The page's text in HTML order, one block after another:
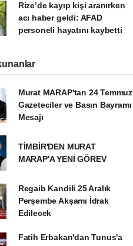
Rize’de kayıp kişi aranırken
acı haber geldi: AFAD
personeli hayatını kaybetti
Murat MARAP'tan 24 Temmuz
Gazeteciler ve Basın Bayramı
Mesajı
TİMBİR'DEN MURAT
MARAP'A YENİ GÖREV
Regaib Kandili 25 Aralık
Perşembe Akşamı İdrak
Edilecek
Fatih Erbakan'dan Tunus'a